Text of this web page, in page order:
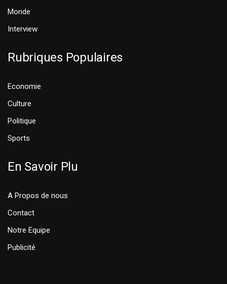
Monde
Interview
Rubriques Populaires
Economie
Culture
Politique
Sports
En Savoir Plu
A Propos de nous
Contact
Notre Equipe
Publicité